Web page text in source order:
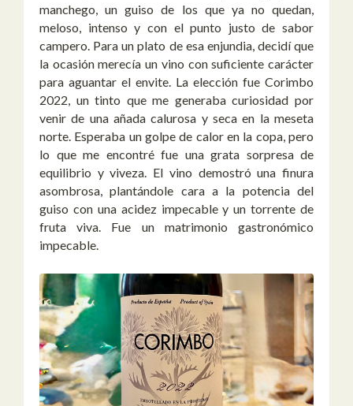
manchego, un guiso de los que ya no quedan,
meloso, intenso y con el punto justo de sabor
campero. Para un plato de esa enjundia, decidí que
la ocasión merecía un vino con suficiente carácter
para aguantar el envite. La elección fue Corimbo
2022, un tinto que me generaba curiosidad por
venir de una añada calurosa y seca en la meseta
norte. Esperaba un golpe de calor en la copa, pero
lo que me encontré fue una grata sorpresa de
equilibrio y viveza. El vino demostró una finura
asombrosa, plantándole cara a la potencia del
guiso con una acidez impecable y un torrente de
fruta viva. Fue un matrimonio gastronómico
impecable.